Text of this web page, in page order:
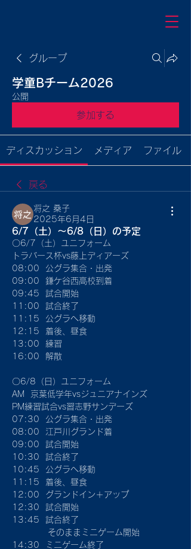
グループ
学童Bチーム2026
公開
参加する
ディスカッション メディア ファイル
戻る
将之 桑子
2025年6月4日
6/7（土）〜6/8（日）の予定
〇6/7（土）ユニフォーム
トラバース杯vs藤上ディアーズ
08:00  公グラ集合・出発
09:00  鎌ケ谷西高校到着
09:45  試合開始
11:00  試合終了
11:15  公グラへ移動
12:15  着後、昼食
13:00  練習
16:00  解散
〇6/8（日）ユニフォーム
AM  京葉低学年vsジュニアナインズ
PM練習試合vs習志野サンデーズ
07:30  公グラ集合・出発
08:00  江戸川グランド着
09:00  試合開始
10:30  試合終了
10:45  公グラへ移動
11:15  着後、昼食
12:00  グランドイン＋アップ
12:30  試合開始
13:45  試合終了
            そのままミニゲーム開始
14:30  ミニゲーム終了